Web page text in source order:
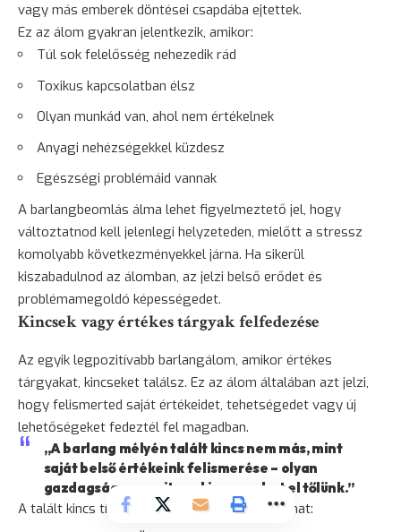
vagy más emberek döntései csapdába ejtettek.
Ez az álom gyakran jelentkezik, amikor:
Túl sok felelősség nehezedik rád
Toxikus kapcsolatban élsz
Olyan munkád van, ahol nem értékelnek
Anyagi nehézségekkel küzdesz
Egészségi problémáid vannak
A barlangbeomlás álma lehet figyelmeztető jel, hogy
változtatnod kell jelenlegi helyzeteden, mielőtt a stressz
komolyabb következményekkel járna. Ha sikerül
kiszabadulnod az álomban, az jelzi belső erődet és
problémamegoldó képességedet.
Kincsek vagy értékes tárgyak felfedezése
Az egyik legpozitívabb barlangálom, amikor értékes
tárgyakat, kincseket találsz. Ez az álom általában azt jelzi,
hogy felismerted saját értékeidet, tehetségedet vagy új
lehetőségeket fedeztél fel magadban.
„A barlang mélyén talált kincs nem más, mint
saját belső értékeink felismerése – olyan
gazdagság ez, amit senki nem vehet el tőlünk.”
A talált kincs típusa további információt nyújthat: